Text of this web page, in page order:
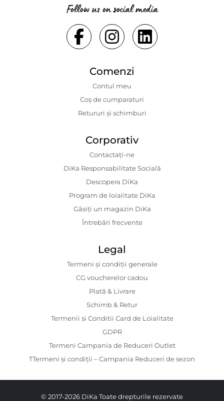
Follow us on social media
Comenzi
Contul meu
Coș de cumparaturi
Retururi și schimburi
Corporativ
Contactaţi-ne
DiKa Responsabilitate Socială
Descopera DiKa
Program de loialitate DiKa
Găsiți un magazin DiKa
Întrebări frecvente
Legal
Termeni și condiții generale
CG voucherelor cadou
Plată & Livrare
Schimb & Retur
Termenii si Conditii Card de Loialitate
GDPR
Termeni Campania de Reduceri Outlet
TTermeni și condiții – Campania Reduceri de sezon
© 2017-2026 DiKa Toate drepturile rezervate